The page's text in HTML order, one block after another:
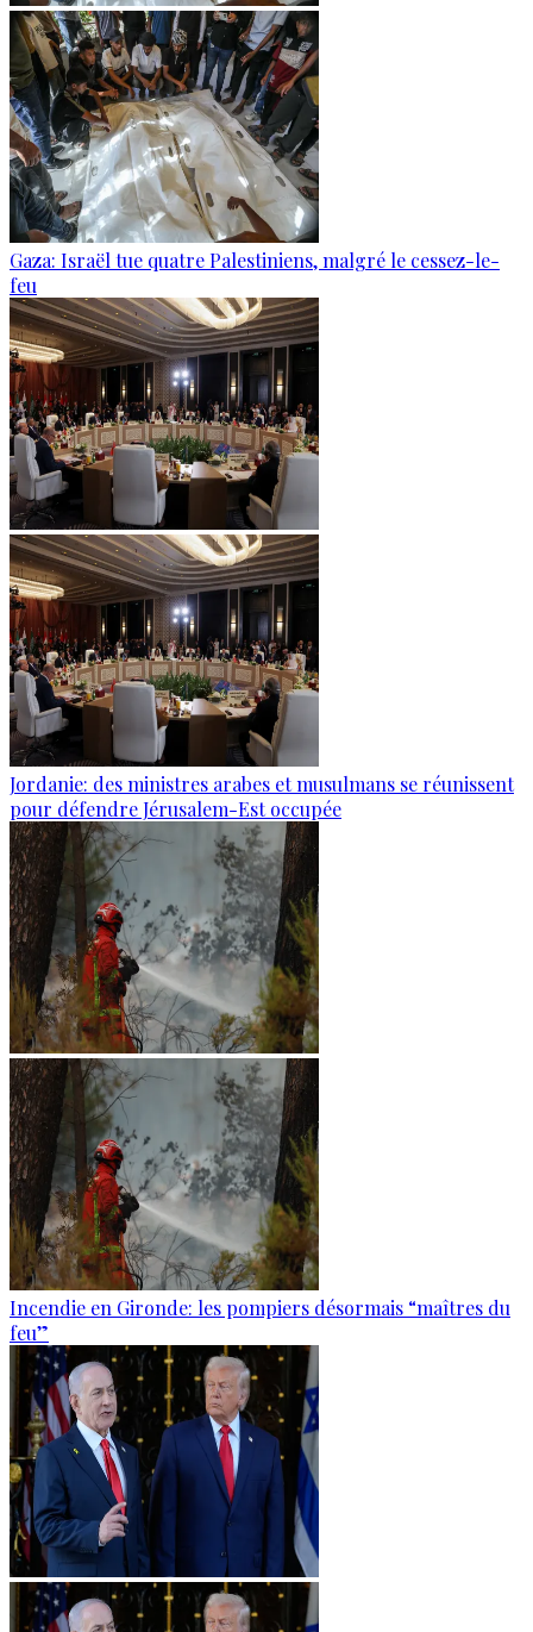
Gaza: Israël tue quatre Palestiniens, malgré le cessez-le-
feu
Jordanie: des ministres arabes et musulmans se réunissent
pour défendre Jérusalem-Est occupée
Incendie en Gironde: les pompiers désormais “maîtres du
feu”